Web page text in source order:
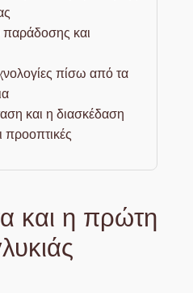
και
πίσω από τα
και η διασκέδαση
προοπτικές
και η πρώτη